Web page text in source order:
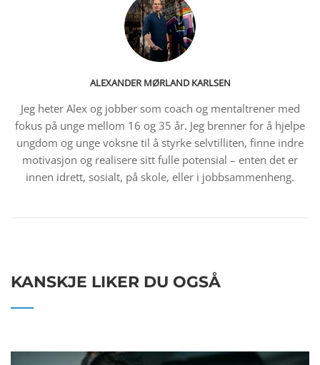
ALEXANDER MØRLAND KARLSEN
Jeg heter Alex og jobber som coach og mentaltrener med
fokus på unge mellom 16 og 35 år. Jeg brenner for å hjelpe
ungdom og unge voksne til å styrke selvtilliten, finne indre
motivasjon og realisere sitt fulle potensial – enten det er
innen idrett, sosialt, på skole, eller i jobbsammenheng.
KANSKJE LIKER DU OGSÅ